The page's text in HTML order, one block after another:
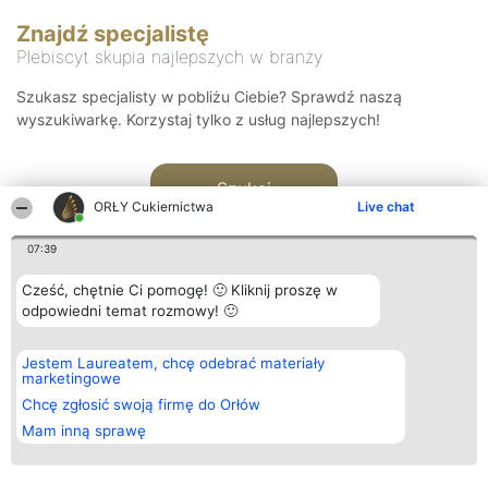
ORŁY Cukiernictwa Live chat
07:39
Cześć, chętnie Ci pomogę! 🙂 Kliknij proszę w
odpowiedni temat rozmowy! 🙂
Jestem Laureatem, chcę odebrać materiały
marketingowe
Chcę zgłosić swoją firmę do Orłów
Mam inną sprawę
Znajdź specjalistę
Plebiscyt skupia najlepszych w branży
Szukasz specjalisty w pobliżu Ciebie? Sprawdź naszą
wyszukiwarkę. Korzystaj tylko z usług najlepszych!
Szukaj
Organizator plebiscytu
Bright Side Solutions sp. z o.
o. sp. k.
ul. Ruska 22
Wrocław 50-079
KRS 0000749100 | Regon
381313360 | NIP 8943132676
Plebiscyt
Laureaci
wszystkich
Laureatów
Regulamin
Kontakt
Kontakt